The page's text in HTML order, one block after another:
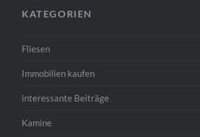
KATEGORIEN
Fliesen
Immobilien kaufen
interessante Beiträge
Kamine